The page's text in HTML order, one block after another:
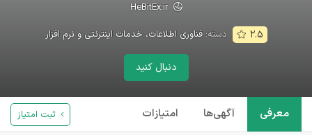
HeBitEx.ir
۲.۵ دسته:فناوری اطلاعات، خدمات اینترنتی و نرم افزار
دنبال کنید
معرفی آگهی‌ها امتیازات ثبت امتیاز